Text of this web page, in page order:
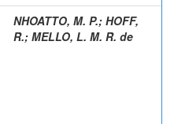
NHOATTO, M. P.; HOFF,
R.; MELLO, L. M. R. de